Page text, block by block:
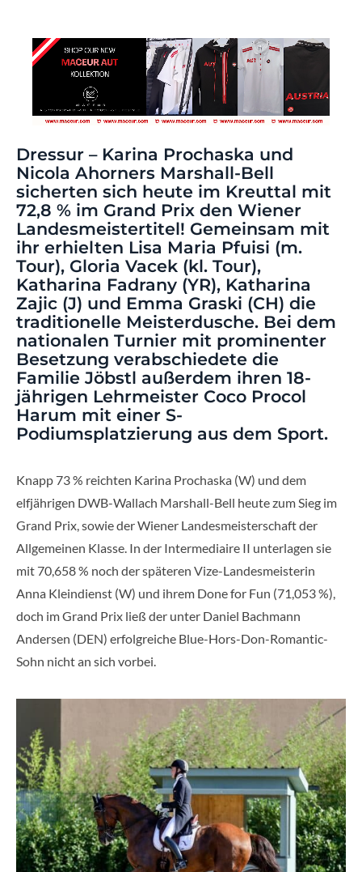
Dressur – Karina Prochaska und
Nicola Ahorners Marshall-Bell
sicherten sich heute im Kreuttal mit
72,8 % im Grand Prix den Wiener
Landesmeistertitel! Gemeinsam mit
ihr erhielten Lisa Maria Pfuisi (m.
Tour), Gloria Vacek (kl. Tour),
Katharina Fadrany (YR), Katharina
Zajic (J) und Emma Graski (CH) die
traditionelle Meisterdusche. Bei dem
nationalen Turnier mit prominenter
Besetzung verabschiedete die
Familie Jöbstl außerdem ihren 18-
jährigen Lehrmeister Coco Procol
Harum mit einer S-
Podiumsplatzierung aus dem Sport.
Knapp 73 % reichten Karina Prochaska (W) und dem
elfjährigen DWB-Wallach Marshall-Bell heute zum Sieg im
Grand Prix, sowie der Wiener Landesmeisterschaft der
Allgemeinen Klasse. In der Intermediaire II unterlagen sie
mit 70,658 % noch der späteren Vize-Landesmeisterin
Anna Kleindienst (W) und ihrem Done for Fun (71,053 %),
doch im Grand Prix ließ der unter Daniel Bachmann
Andersen (DEN) erfolgreiche Blue-Hors-Don-Romantic-
Sohn nicht an sich vorbei.